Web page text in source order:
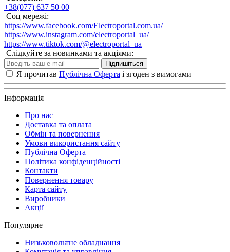
+38(077) 637 50 00
Соц мережі:
https://www.facebook.com/Electroportal.com.ua/
https://www.instagram.com/electroportal_ua/
https://www.tiktok.com/@electroportal_ua
Слідкуйте за новинками та акціями:
Підпишіться
Я прочитав Публічна Оферта і згоден з вимогами
Інформація
Про нас
Доставка та оплата
Обмін та повернення
Умови використання сайту
Публічна Оферта
Політика конфіденційності
Контакти
Повернення товару
Карта сайту
Виробники
Акції
Популярне
Низьковольтне обладнання